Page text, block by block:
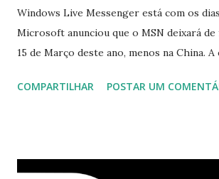
Windows Live Messenger está com os
Microsoft anunciou que o MSN deixará
15 de Março deste ano, menos na China. A
integrado com o serviço do MSN,
o Windows Live (assim como muitos
COMPARTILHAR POSTAR UM